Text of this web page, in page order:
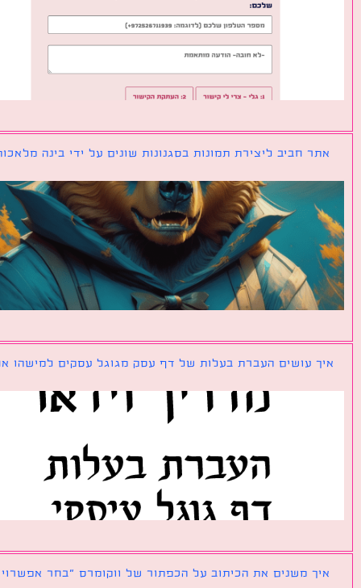
חביב ליצירת תמונות בסגנונות שונים על ידי בינה מלאכותית
עושים העברת בעלות של דף עסק מגוגל עסקים למישהו אחר?
משנים את הכיתוב על הכפתור של ווקומרס ״בחר אפשרויות״